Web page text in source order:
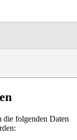
die folgenden Daten